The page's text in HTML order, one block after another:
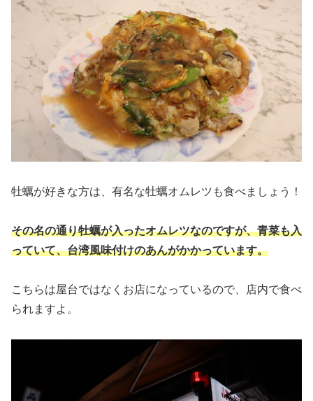
牡蠣が好きな方は、有名な牡蠣オムレツも食べましょう！
その名の通り牡蠣が入ったオムレツなのですが、青菜も入
っていて、台湾風味付けのあんがかかっています。
こちらは屋台ではなくお店になっているので、店内で食べ
られますよ。